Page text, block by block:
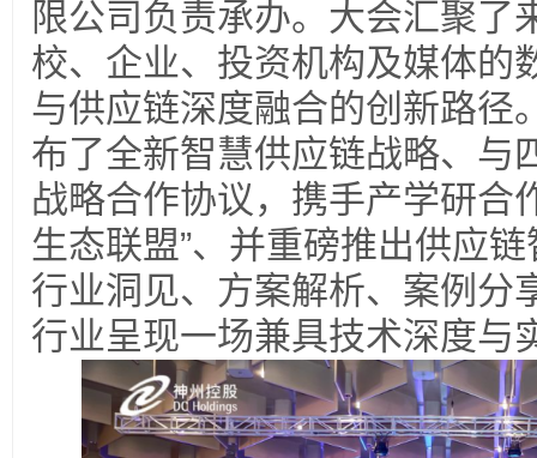
限公司负责承办。大会汇聚了
校、企业、投资机构及媒体的
与供应链深度融合的创新路径
布了全新智慧供应链战略、与
战略合作协议，携手产学研合
生态联盟”、并重磅推出供应
行业洞见、方案解析、案例分
行业呈现一场兼具技术深度与